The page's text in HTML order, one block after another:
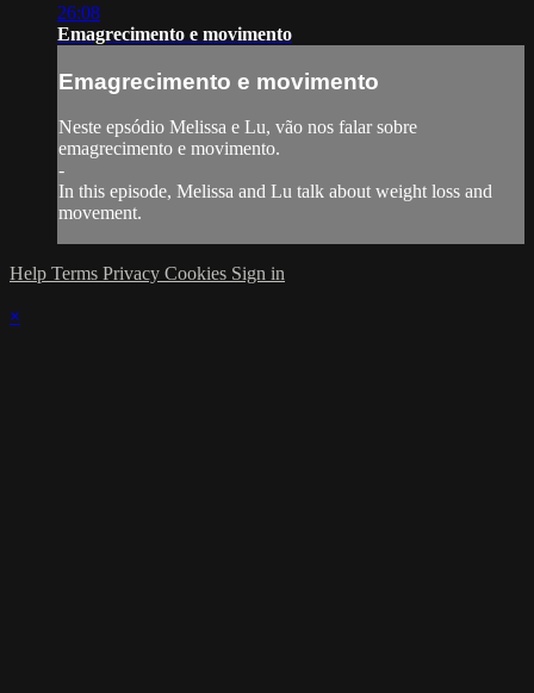
26:08
Emagrecimento e movimento
Emagrecimento e movimento
Neste epsódio Melissa e Lu, vão nos falar sobre
emagrecimento e movimento.
-
In this episode, Melissa and Lu talk about weight loss and
movement.
Help Terms Privacy Cookies Sign in
×